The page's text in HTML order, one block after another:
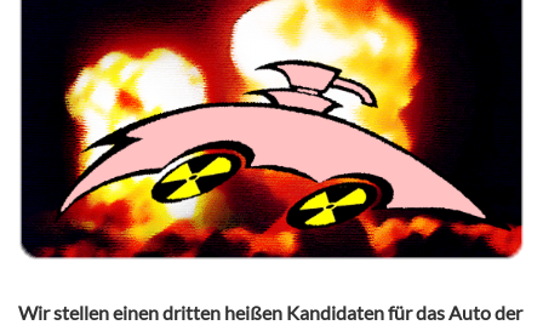
Wir stellen einen dritten heißen Kandidaten für das Auto der